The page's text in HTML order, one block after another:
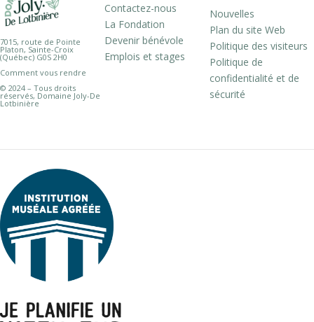
7015, route de Pointe
Platon, Sainte-Croix
(Québec) G0S 2H0
Comment vous rendre
© 2024 – Tous droits
réservés, Domaine Joly-De
Lotbinière
Contactez-nous
La Fondation
Devenir bénévole
Emplois et stages
Nouvelles
Plan du site Web
Politique des visiteurs
Politique de
confidentialité et de
sécurité